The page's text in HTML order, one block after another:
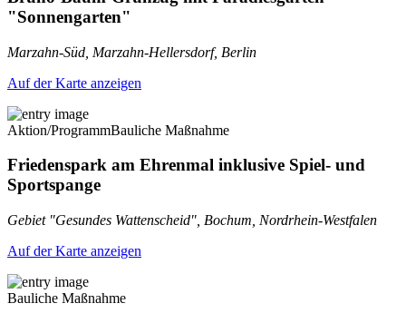
"Sonnengarten"
Marzahn-Süd, Marzahn-Hellersdorf, Berlin
Auf der Karte anzeigen
Aktion/ProgrammBauliche Maßnahme
Friedenspark am Ehrenmal inklusive Spiel- und
Sportspange
Gebiet "Gesundes Wattenscheid", Bochum, Nordrhein-Westfalen
Auf der Karte anzeigen
Bauliche Maßnahme